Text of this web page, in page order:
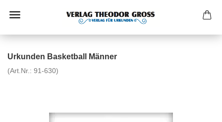
Urkunden Basketball Männer
(Art.Nr.: 91-630)